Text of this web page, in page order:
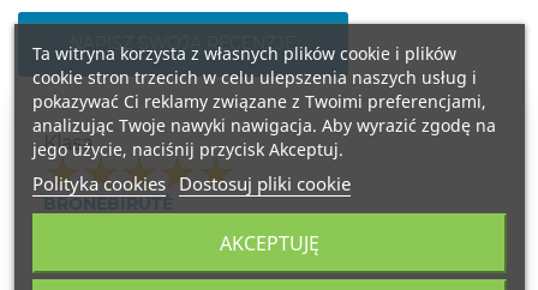
NAPISZ SWOJĄ RECENZJĘ
Klasa
BRONĖBIRUTĖ
Ta witryna korzysta z własnych plików cookie i plików
cookie stron trzecich w celu ulepszenia naszych usług i
pokazywać Ci reklamy związane z Twoimi preferencjami,
analizując Twoje nawyki nawigacja. Aby wyrazić zgodę na
jego użycie, naciśnij przycisk Akceptuj.
Polityka cookies Dostosuj pliki cookie
AKCEPTUJĘ